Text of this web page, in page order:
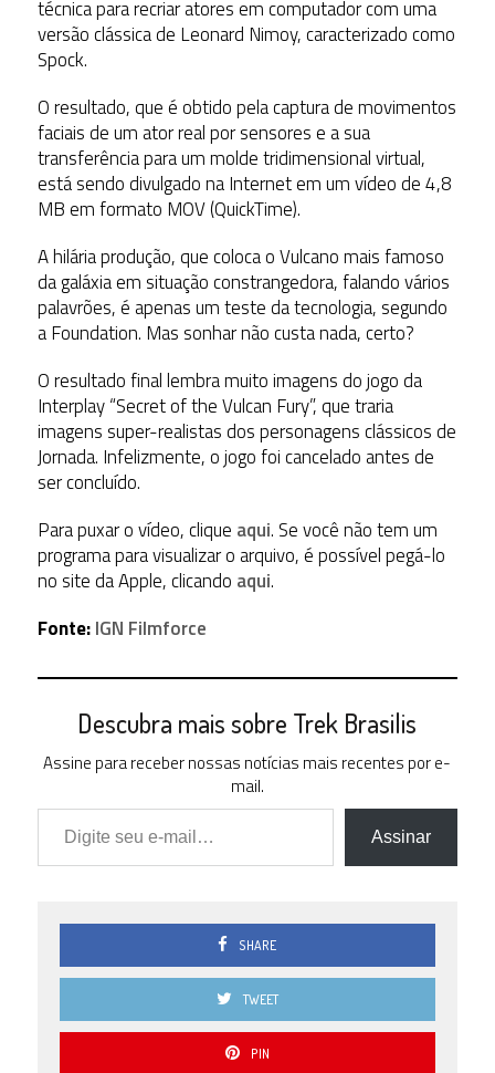
técnica para recriar atores em computador com uma
versão clássica de Leonard Nimoy, caracterizado como
Spock.
O resultado, que é obtido pela captura de movimentos
faciais de um ator real por sensores e a sua
transferência para um molde tridimensional virtual,
está sendo divulgado na Internet em um vídeo de 4,8
MB em formato MOV (QuickTime).
A hilária produção, que coloca o Vulcano mais famoso
da galáxia em situação constrangedora, falando vários
palavrões, é apenas um teste da tecnologia, segundo
a Foundation. Mas sonhar não custa nada, certo?
O resultado final lembra muito imagens do jogo da
Interplay “Secret of the Vulcan Fury”, que traria
imagens super-realistas dos personagens clássicos de
Jornada. Infelizmente, o jogo foi cancelado antes de
ser concluído.
Para puxar o vídeo, clique aqui. Se você não tem um
programa para visualizar o arquivo, é possível pegá-lo
no site da Apple, clicando aqui.
Fonte:IGN Filmforce
Descubra mais sobre Trek Brasilis
Assine para receber nossas notícias mais recentes por e-
mail.
Digite seu e-mail…
Assinar
SHARE
TWEET
PIN